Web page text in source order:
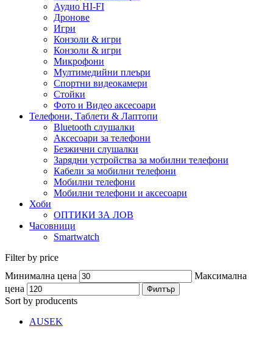
Аудио HI-FI
Дронове
Игри
Конзоли & игри
Конзоли & игри
Микрофони
Мултимедийни плеъри
Спортни видеокамери
Стойки
Фото и Видео аксесоари
Телефони, Таблети & Лаптопи
Bluetooth слушалки
Аксесоари за телефони
Безжични слушалки
Зарядни устройства за мобилни телефони
Кабели за мобилни телефони
Мобилни телефони
Мобилни телефони и аксесоари
Хоби
ОПТИКИ ЗА ЛОВ
Часовници
Smartwatch
Filter by price
Минимална цена
Максимална
цена
Филтър
Sort by producents
AUSEK